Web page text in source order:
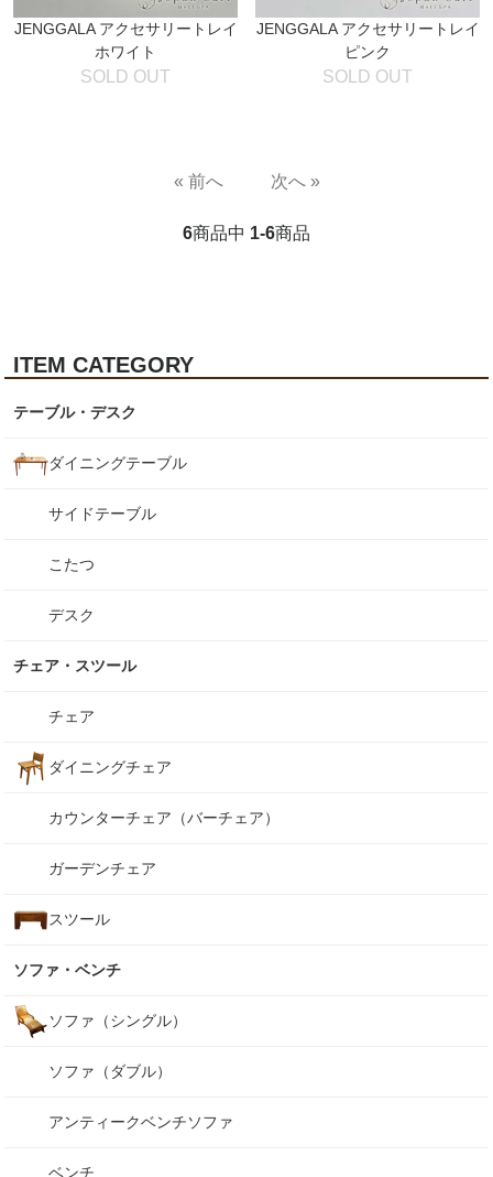
JENGGALA アクセサリートレイ
ホワイト
SOLD OUT
JENGGALA アクセサリートレイ
ピンク
SOLD OUT
« 前へ 次へ »
6商品中 1-6商品
ITEM CATEGORY
テーブル・デスク
ダイニングテーブル
サイドテーブル
こたつ
デスク
チェア・スツール
チェア
ダイニングチェア
カウンターチェア（バーチェア）
ガーデンチェア
スツール
ソファ・ベンチ
ソファ（シングル）
ソファ（ダブル）
アンティークベンチソファ
ベンチ